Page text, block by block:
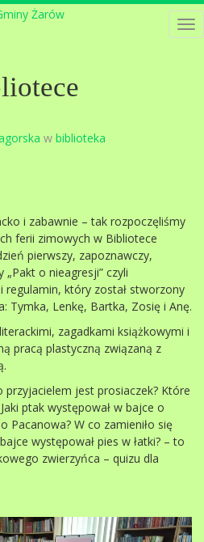
w biblioteka
i zabawnie – tak rozpoczęliśmy
ferii zimowych w Bibliotece
pierwszy, zapoznawczy,
o nieagresji” czyli
regulamin, który został stworzony
Tymka, Lenkę, Bartka, Zosię i Anę.
zagadkami książkowymi i
pracą plastyczną związaną z
przyjacielem jest prosiaczek? Które
ptak występował w bajce o
Pacanowa? W co zamieniło się
występował pies w łatki? – to
zwierzyńca – quizu dla